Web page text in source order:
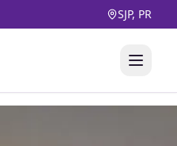
SJP, PR